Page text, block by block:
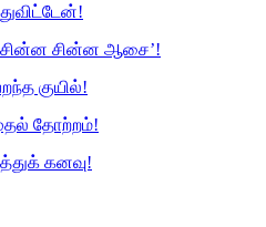
சின்ன ஆசை’!
குயில்!
தோற்றம்!
கனவு!